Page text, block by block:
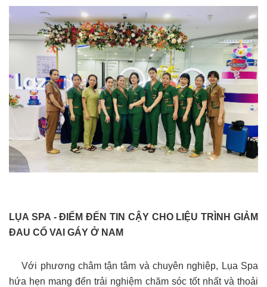
LỤA SPA - ĐIỂM ĐẾN TIN CẬY CHO LIỆU TRÌNH GIẢM
ĐAU CỔ VAI GÁY Ở NAM
Với phương châm tận tâm và chuyên nghiệp, Lụa Spa
hứa hẹn mang đến trải nghiệm chăm sóc tốt nhất và thoải